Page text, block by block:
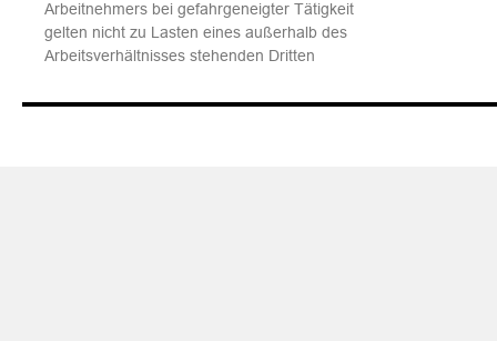
Arbeitnehmers bei gefahrgeneigter Tätigkeit
gelten nicht zu Lasten eines außerhalb des
Arbeitsverhältnisses stehenden Dritten